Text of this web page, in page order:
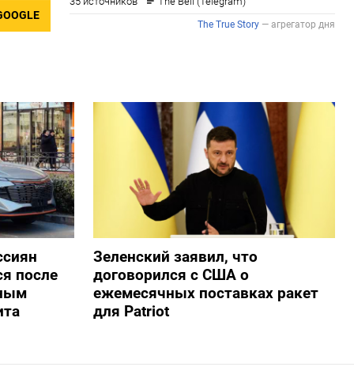
после
Зеленский заявил, что
договорился с США о
ежемесячных поставках ракет
для Patriot